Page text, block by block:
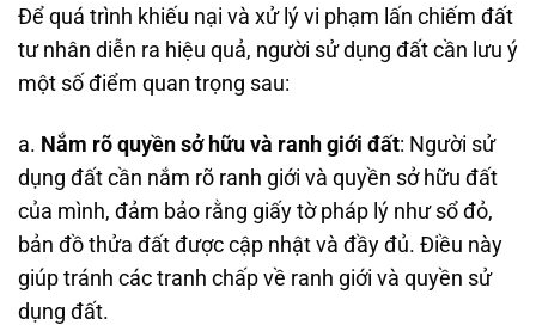
Để quá trình khiếu nại và xử lý vi phạm lấn chiếm đất
tư nhân diễn ra hiệu quả, người sử dụng đất cần lưu ý
một số điểm quan trọng sau:
a. Nắm rõ quyền sở hữu và ranh giới đất: Người sử
dụng đất cần nắm rõ ranh giới và quyền sở hữu đất
của mình, đảm bảo rằng giấy tờ pháp lý như sổ đỏ,
bản đồ thửa đất được cập nhật và đầy đủ. Điều này
giúp tránh các tranh chấp về ranh giới và quyền sử
dụng đất.